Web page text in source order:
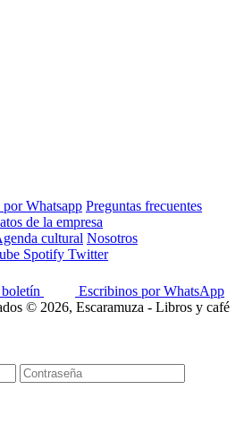
Whatsapp Preguntas frecuentes
de la empresa
cultural Nosotros
Spotify Twitter
Escribinos por WhatsApp
© 2026, Escaramuza - Libros y café